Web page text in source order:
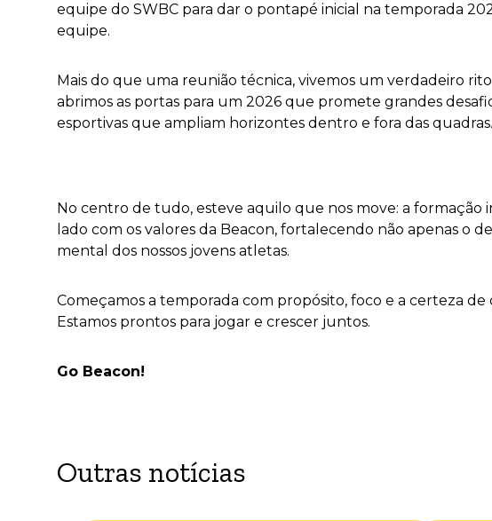
equipe do SWBC para dar o pontapé inicial na temporada
equipe.
Mais do que uma reunião técnica, vivemos um verdadeiro
abrimos as portas para um 2026 que promete grandes
esportivas que ampliam horizontes dentro e fora das quadras.
No centro de tudo, esteve aquilo que nos move: a formação
lado com os valores da Beacon, fortalecendo não apenas o
mental dos nossos jovens atletas.
Começamos a temporada com propósito, foco e a certeza de
Estamos prontos para jogar e crescer juntos.
Go Beacon!
Outras notícias